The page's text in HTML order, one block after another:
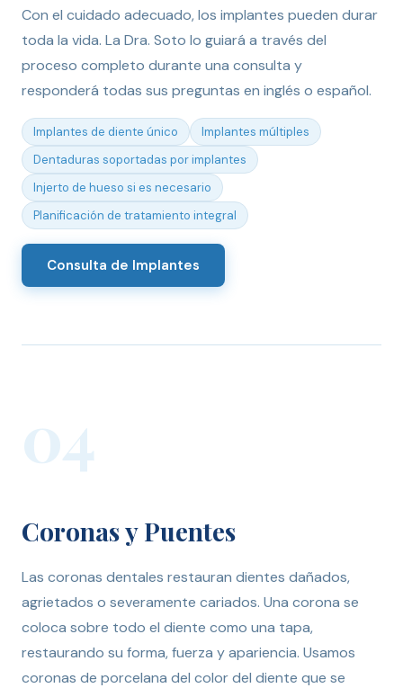
Con el cuidado adecuado, los implantes pueden durar
toda la vida. La Dra. Soto lo guiará a través del
proceso completo durante una consulta y
responderá todas sus preguntas en inglés o español.
Implantes de diente único
Implantes múltiples
Dentaduras soportadas por implantes
Injerto de hueso si es necesario
Planificación de tratamiento integral
Consulta de Implantes
04
Coronas y Puentes
Las coronas dentales restauran dientes dañados,
agrietados o severamente cariados. Una corona se
coloca sobre todo el diente como una tapa,
restaurando su forma, fuerza y apariencia. Usamos
coronas de porcelana del color del diente que se